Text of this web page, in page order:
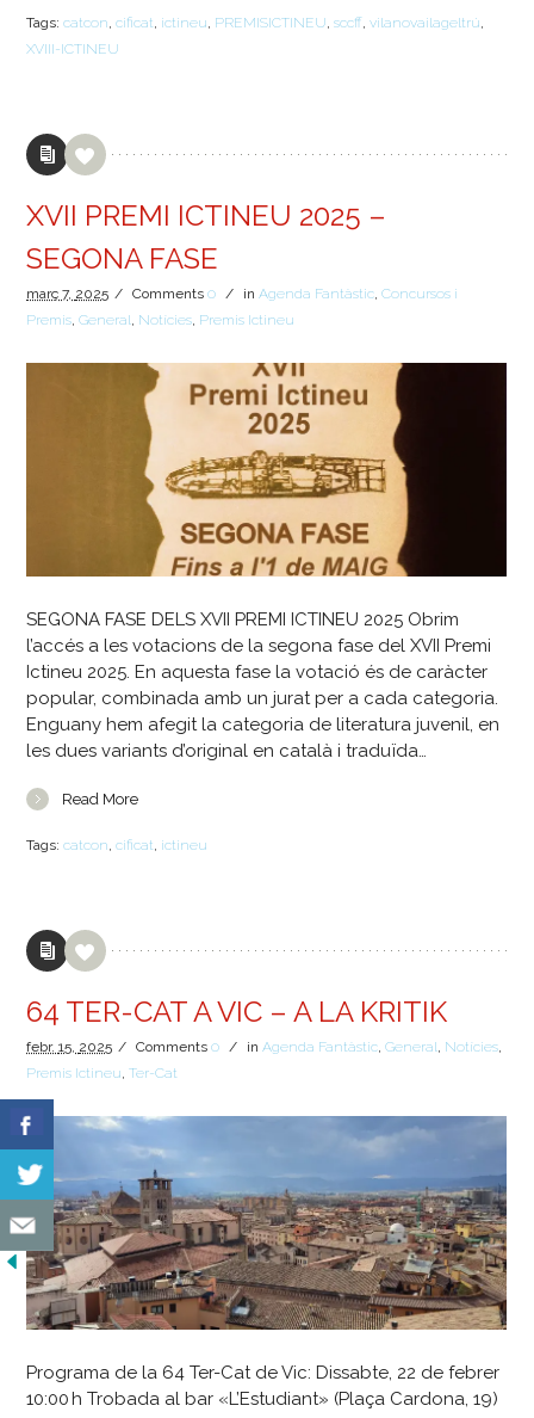
Tags:catcon,cificat, ictineu, PREMISICTINEU,sccff,vilanovailageltrú,
XVIII-ICTINEU
XVII PREMI ICTINEU 2025 –
SEGONA FASE
març7, 2025 / Comments0 / inAgenda Fantàstic,Concursos i
Premis,General, Notícies, Premis Ictineu
SEGONA FASE DELS XVII PREMI ICTINEU 2025 Obrim
l’accés a les votacions de la segona fase del XVII Premi
Ictineu 2025. En aquesta fase la votació és de caràcter
popular, combinada amb un jurat per a cada categoria.
Enguany hem afegit la categoria de literatura juvenil, en
les dues variants d’original en català i traduïda…
Read More
Tags:catcon,cificat, ictineu
64 TER-CAT A VIC – A LA KRITIK
febr.15, 2025 / Comments0 / inAgenda Fantàstic,General, Notícies,
Premis Ictineu,Ter-Cat
Programa de la 64 Ter-Cat de Vic: Dissabte, 22 de febrer
10:00 h Trobada al bar «L’Estudiant» (Plaça Cardona, 19)